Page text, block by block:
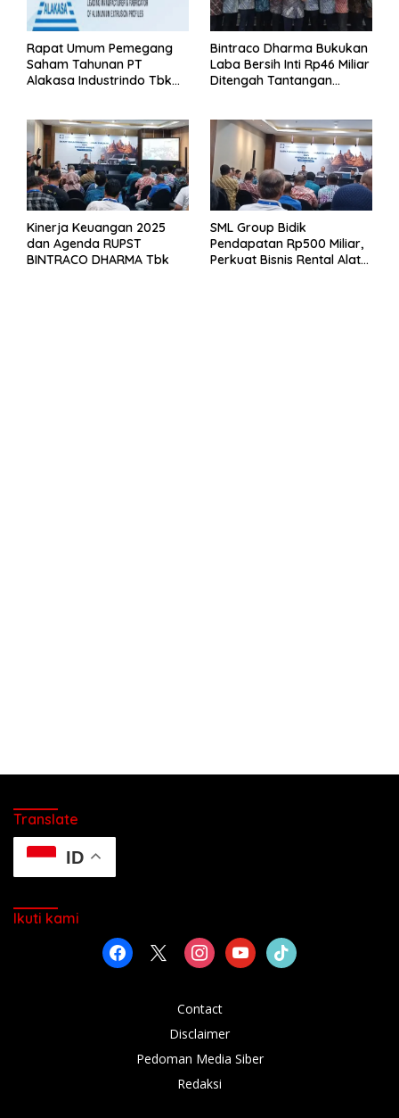
Rapat Umum Pemegang
Saham Tahunan PT
Alakasa Industrindo Tbk
Bintraco Dharma Bukukan
Laba Bersih Inti Rp46 Miliar
Ditengah Tantangan
Kinerja Keuangan 2025
dan Agenda RUPST
BINTRACO DHARMA Tbk
SML Group Bidik
Pendapatan Rp500 Miliar,
Perkuat Bisnis Rental Alat
Translate
ID
Ikuti kami
facebook instagramyoutubetiktok
Contact
Disclaimer
Pedoman Media Siber
Redaksi